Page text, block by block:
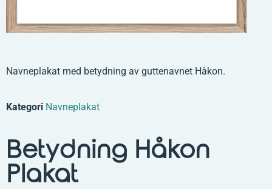
Navneplakat med betydning av guttenavnet Håkon.
Kategori Navneplakat
Betydning Håkon
Plakat